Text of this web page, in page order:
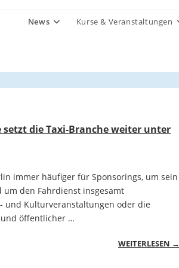
News Kurse & Veranstaltungen
die Taxi-Branche weiter unter
immer häufiger für Sponsorings, um sein
den Fahrdienst insgesamt
und Kulturveranstaltungen oder die
und öffentlicher …
WEITERLESEN →